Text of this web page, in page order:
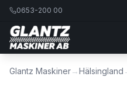
0653-200 00
Glantz Maskiner→Hälsingland